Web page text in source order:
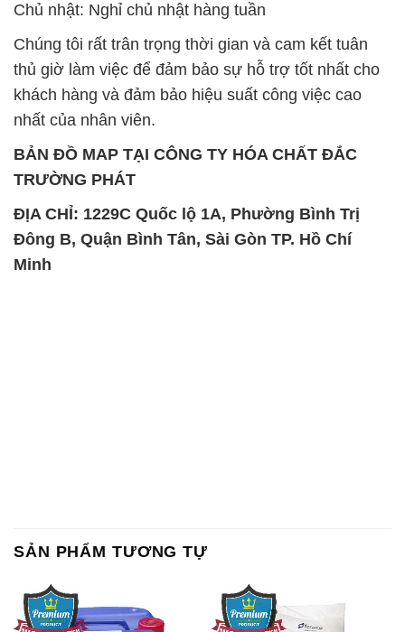
Chủ nhật: Nghỉ chủ nhật hàng tuần
Chúng tôi rất trân trọng thời gian và cam kết tuân
thủ giờ làm việc để đảm bảo sự hỗ trợ tốt nhất cho
khách hàng và đảm bảo hiệu suất công việc cao
nhất của nhân viên.
BẢN ĐỒ MAP TẠI CÔNG TY HÓA CHẤT ĐẮC
TRƯỜNG PHÁT
ĐỊA CHỈ: 1229C Quốc lộ 1A, Phường Bình Trị
Đông B, Quận Bình Tân, Sài Gòn TP. Hồ Chí
Minh
SẢN PHẨM TƯƠNG TỰ